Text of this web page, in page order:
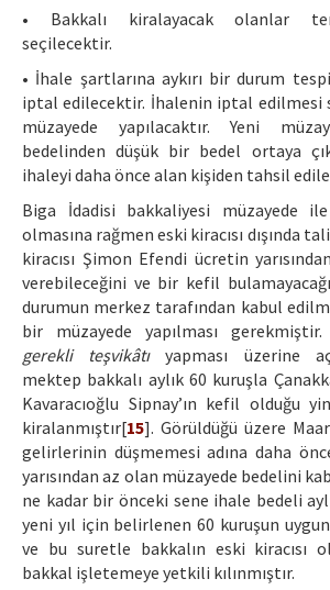
• Bakkalı kiralayacak olanlar
seçilecektir.
• İhale şartlarına aykırı bir durum
iptal edilecektir. İhalenin iptal edilmesi
müzayede yapılacaktır. Yeni
bedelinden düşük bir bedel ortaya
ihaleyi daha önce alan kişiden tahsil
Biga İdadisi bakkaliyesi müzayede ile
olmasına rağmen eski kiracısı dışında
kiracısı Şimon Efendi ücretin
verebileceğini ve bir kefil
durumun merkez tarafından kabul
bir müzayede yapılması
gerekli teşvikâtıyapması üzerine
mektep bakkalı aylık 60 kuruşla
Kavaracıoğlu Sipnay’ın kefil olduğu
kiralanmıştır[15]. Görüldüğü üzere
gelirlerinin düşmemesi adına daha
yarısından az olan müzayede bedelini
ne kadar bir önceki sene ihale bedeli
yeni yıl için belirlenen 60 kuruşun
ve bu suretle bakkalın eski kiracısı
bakkal işletemeye yetkili kılınmıştır.